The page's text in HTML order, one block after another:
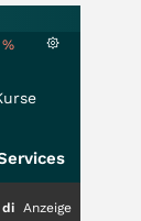
%
Anzeige